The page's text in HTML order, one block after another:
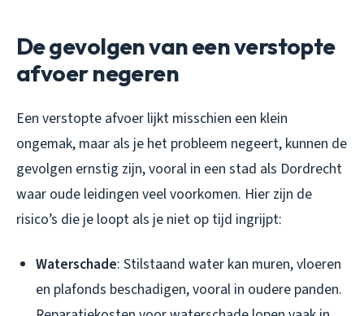
De gevolgen van een verstopte
afvoer negeren
Een verstopte afvoer lijkt misschien een klein
ongemak, maar als je het probleem negeert, kunnen de
gevolgen ernstig zijn, vooral in een stad als Dordrecht
waar oude leidingen veel voorkomen. Hier zijn de
risico’s die je loopt als je niet op tijd ingrijpt:
Waterschade: Stilstaand water kan muren, vloeren
en plafonds beschadigen, vooral in oudere panden.